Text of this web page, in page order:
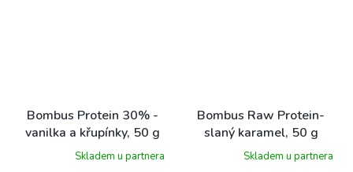
Bombus Protein 30% -
vanilka a křupínky, 50 g
Skladem u partnera
Bombus Raw Protein-
slaný karamel, 50 g
Skladem u partnera